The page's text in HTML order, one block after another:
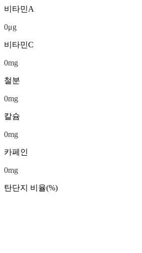
비타민A
0μg
비타민C
0mg
철분
0mg
칼슘
0mg
카페인
0mg
탄단지 비율(%)